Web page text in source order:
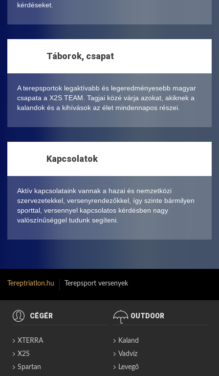
kérdéseket.
Táborok, csapat
A terepsportok legaktívabb és legeredményesebb magyar
csapata a X2S TEAM. Tagjai közé várja azokat, akiknek a
kalandok és a kihívások az élet mindennapos részei.
Kapcsolatok
Aktív kapcsolataink vannak a hazai és nemzetközi
szervezetekkel, versenyrendezőkkel, így szinte bármilyen
sporttal, versennyel kapcsolatos kérdésben nagy
valószínűséggel tudunk segíteni.
Tereptriatlon.hu Terepsport versenyek
CÉGÉR
XTERRA
X2S
Spartan
OUTDOOR
Kaland
Vadvíz
Levegő